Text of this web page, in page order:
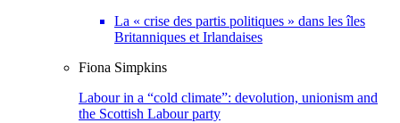
La « crise des partis politiques » dans les îles
Britanniques et Irlandaises
Fiona Simpkins
Labour in a “cold climate”: devolution, unionism and
the Scottish Labour party